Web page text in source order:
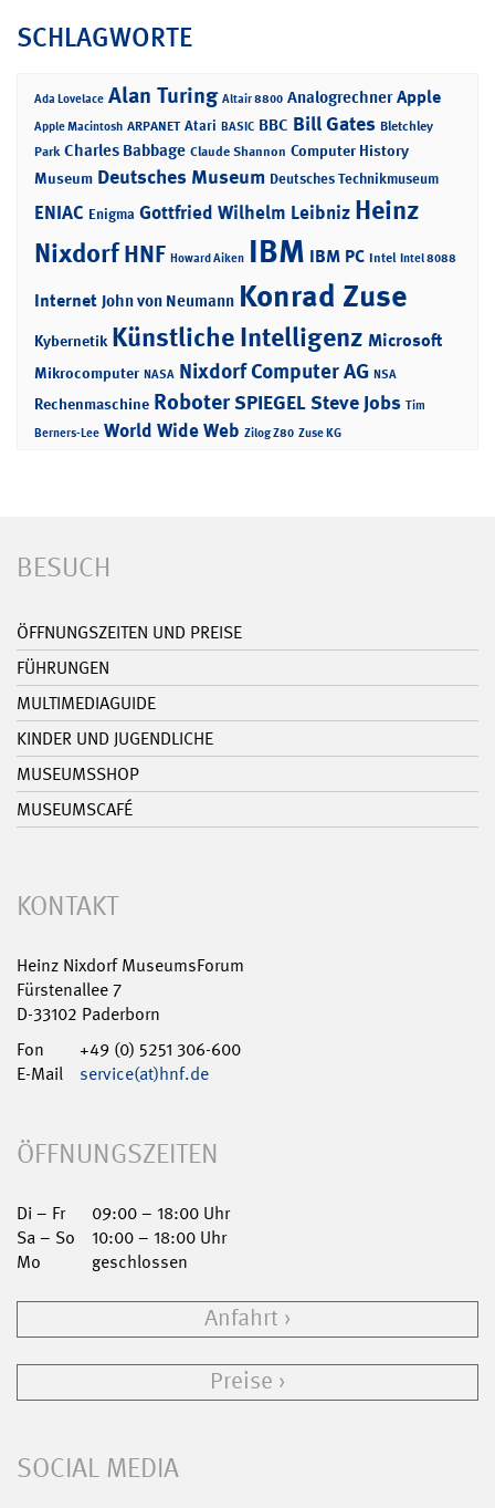
SCHLAGWORTE
Ada Lovelace Alan Turing Altair 8800 Analogrechner Apple
Apple Macintosh ARPANET Atari BASIC BBC Bill Gates Bletchley
Park Charles Babbage Claude Shannon Computer History
Museum Deutsches Museum Deutsches Technikmuseum
ENIAC Enigma Gottfried Wilhelm Leibniz Heinz
NixdorfHNF Howard Aiken IBM IBM PC Intel Intel 8088
Internet John von Neumann Konrad Zuse
Kybernetik Künstliche Intelligenz Microsoft
Mikrocomputer NASA Nixdorf Computer AG NSA
Rechenmaschine RoboterSPIEGELSteve Jobs Tim
Berners-Lee World Wide Web Zilog Z80 Zuse KG
BESUCH
ÖFFNUNGSZEITEN UND PREISE
FÜHRUNGEN
MULTIMEDIAGUIDE
KINDER UND JUGENDLICHE
MUSEUMSSHOP
MUSEUMSCAFÉ
KONTAKT
Heinz Nixdorf MuseumsForum
Fürstenallee 7
D-33102 Paderborn
Fon
+49 (0) 5251 306-600
E-Mail
service(at)hnf.de
ÖFFNUNGSZEITEN
Di – Fr
09:00 – 18:00 Uhr
Sa – So
10:00 – 18:00 Uhr
Mo
geschlossen
Anfahrt
Preise
SOCIAL MEDIA